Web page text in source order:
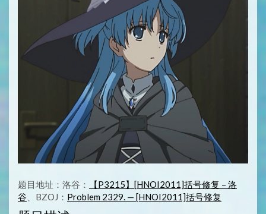
题目地址：洛谷：
【P3215】[HNOI2011]括号修复 – 洛
谷 、BZOJ： Problem 2329. — [HNOI2011]括号修复